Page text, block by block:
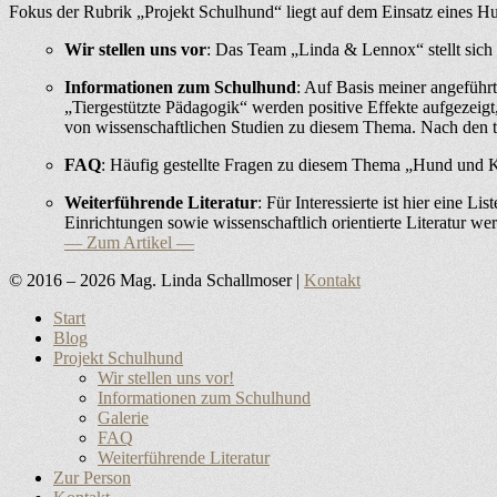
Fokus der Rubrik „Projekt Schulhund“ liegt auf dem Einsatz eines
Wir stellen uns vor: Das Team „Linda & Lennox“ stellt
Informationen zum Schulhund: Auf Basis meiner
„Tiergestützte Pädagogik“ werden positive Effekte
von wissenschaftlichen Studien zu diesem Thema. Nach
FAQ: Häufig gestellte Fragen zu diesem Thema „Hund und
Weiterführende Literatur: Für Interessierte ist hier eine
Einrichtungen sowie wissenschaftlich orientierte Literatur
— Zum Artikel —
© 2016 – 2026 Mag. Linda Schallmoser | Kontakt
oben
scrollen
Start
Blog
Projekt Schulhund
Wir stellen uns vor!
Informationen zum Schulhund
Galerie
FAQ
Weiterführende Literatur
Zur Person